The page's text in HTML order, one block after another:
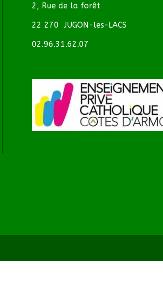
2, Rue de la forêt
22 270 JUGON-les-LACS
02.96.31.62.07